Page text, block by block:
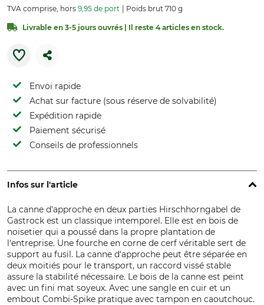
TVA comprise, hors 9,95 de port Poids brut 710 g
Livrable en 3-5 jours ouvrés | Il reste 4 articles en stock.
Envoi rapide
Achat sur facture (sous réserve de solvabilité)
Expédition rapide
Paiement sécurisé
Conseils de professionnels
Infos sur l'article
La canne d'approche en deux parties Hirschhorngabel de
Gastrock est un classique intemporel. Elle est en bois de
noisetier qui a poussé dans la propre plantation de
l'entreprise. Une fourche en corne de cerf véritable sert de
support au fusil. La canne d'approche peut être séparée en
deux moitiés pour le transport, un raccord vissé stable
assure la stabilité nécessaire. Le bois de la canne est peint
avec un fini mat soyeux. Avec une sangle en cuir et un
embout Combi-Spike pratique avec tampon en caoutchouc.